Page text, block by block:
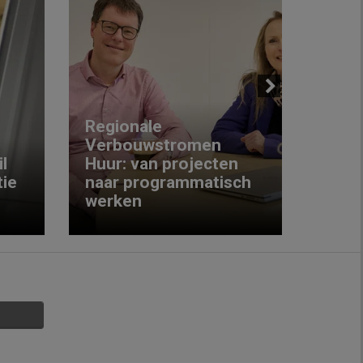
Regionale
Verbouwstromen
Huur: van projecten
naar programmatisch
werken
Next